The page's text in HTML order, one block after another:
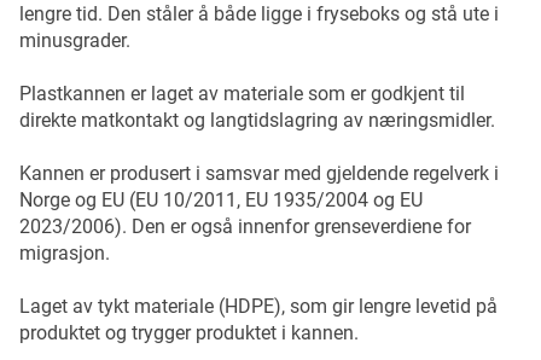
lengre tid. Den ståler å både ligge i fryseboks og stå ute i
minusgrader.
Plastkannen er laget av materiale som er godkjent til
direkte matkontakt og langtidslagring av næringsmidler.
Kannen er produsert i samsvar med gjeldende regelverk i
Norge og EU (EU 10/2011, EU 1935/2004 og EU
2023/2006). Den er også innenfor grenseverdiene for
migrasjon.
Laget av tykt materiale (HDPE), som gir lengre levetid på
produktet og trygger produktet i kannen.